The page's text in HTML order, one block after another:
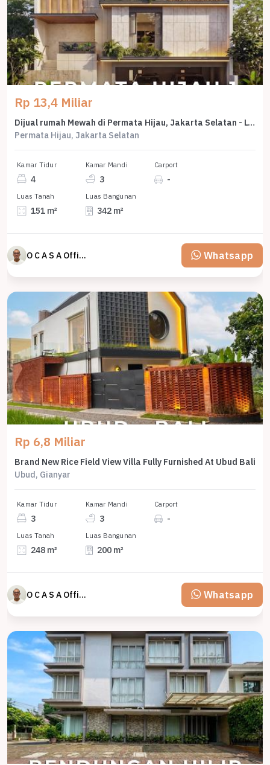
Rp 13,4 Miliar
Dijual rumah Mewah di Permata Hijau, Jakarta Selatan - LT 151m²
Permata Hijau, Jakarta Selatan
Kamar Tidur
4
Kamar Mandi
3
Carport
-
Luas Tanah
151 m²
Luas Bangunan
342 m²
O C A S A Official property perfected Whatsapp
Rp 6,8 Miliar
Brand New Rice Field View Villa Fully Furnished At Ubud Bali
Ubud, Gianyar
Kamar Tidur
3
Kamar Mandi
3
Carport
-
Luas Tanah
248 m²
Luas Bangunan
200 m²
O C A S A Official property perfected Whatsapp